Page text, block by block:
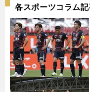
各スポーツコラム